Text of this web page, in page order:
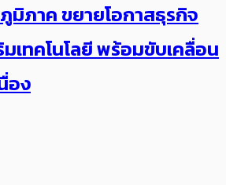
มิภาค ขยายโอกาสธุรกิจ
มเทคโนโลยี พร้อมขับเคลื่อน
อง